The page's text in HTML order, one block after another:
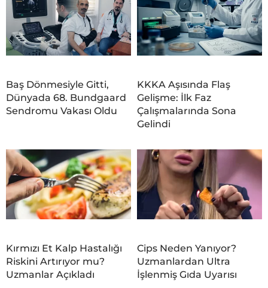
Baş Dönmesiyle Gitti,
Dünyada 68. Bundgaard
Sendromu Vakası Oldu
KKKA Aşısında Flaş
Gelişme: İlk Faz
Çalışmalarında Sona
Gelindi
Kırmızı Et Kalp Hastalığı
Riskini Artırıyor mu?
Uzmanlar Açıkladı
Cips Neden Yanıyor?
Uzmanlardan Ultra
İşlenmiş Gıda Uyarısı